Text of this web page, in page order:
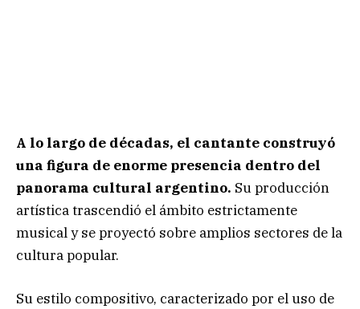
A lo largo de décadas, el cantante construyó
una figura de enorme presencia dentro del
panorama cultural argentino. Su producción
artística trascendió el ámbito estrictamente
musical y se proyectó sobre amplios sectores de la
cultura popular.
Su estilo compositivo, caracterizado por el uso de